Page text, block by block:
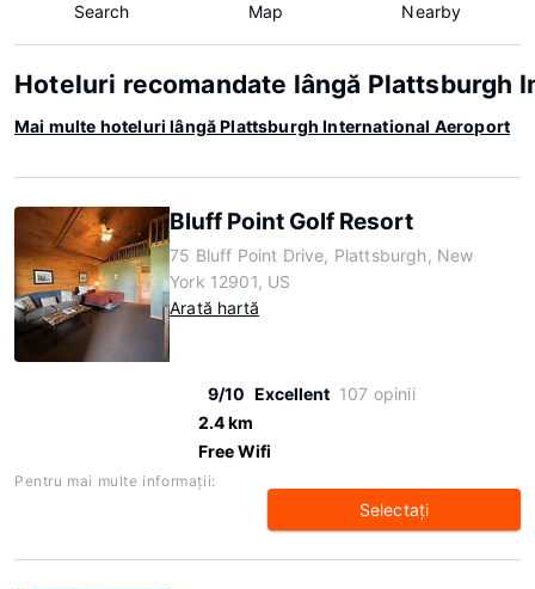
Search Map Nearby
Hoteluri recomandate lângă Plattsburgh
Mai multe hoteluri lângă Plattsburgh International Aeroport
Bluff Point Golf Resort
75 Bluff Point Drive, Plattsburgh, New
York 12901, US
Arată hartă
9/10 Excellent 107 opinii
2.4 km
Free Wifi
Pentru mai multe informaţii:
Selectaţi